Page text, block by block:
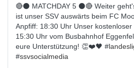
🔴⚫️ MATCHDAY 5 ⚫️🔴 Weiter
ist unser SSV auswärts beim FC
Anpfiff: 18:30 Uhr Unser
15:30 Uhr vom Busbahnhof
eure Unterstützung! 👏❤️🖤 #
#ssvsocialmedia